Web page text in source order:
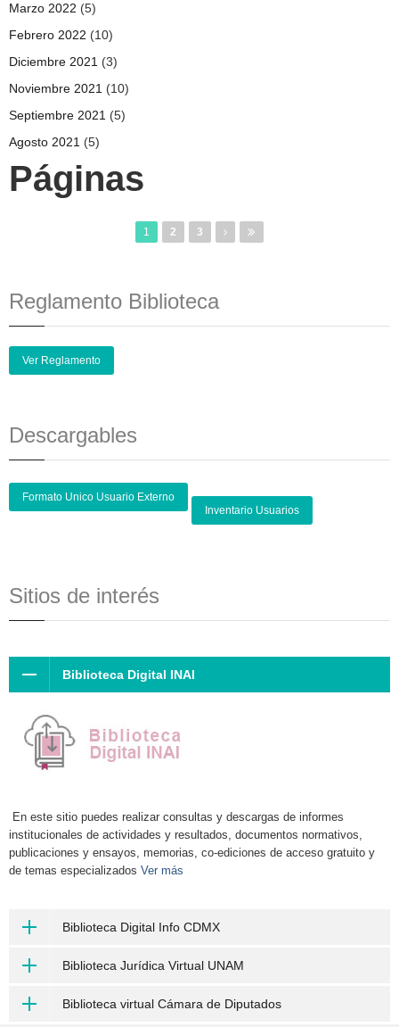
Marzo 2022 (5)
Febrero 2022 (10)
Diciembre 2021 (3)
Noviembre 2021 (10)
Septiembre 2021 (5)
Agosto 2021 (5)
Páginas
1 2 3
Reglamento Biblioteca
Ver Reglamento
Descargables
Formato Unico Usuario Externo
Inventario Usuarios
Sitios de interés
Biblioteca Digital INAI
En este sitio puedes realizar consultas y descargas de informes
institucionales de actividades y resultados, documentos normativos,
publicaciones y ensayos, memorias, co-ediciones de acceso gratuito y
de temas especializados Ver más
Biblioteca Digital Info CDMX
Biblioteca Jurídica Virtual UNAM
Biblioteca virtual Cámara de Diputados